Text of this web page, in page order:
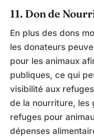
11. Don de
En plus des dons
les donateurs
pour les animaux
publiques, ce qui
visibilité aux
de la nourriture, les
refuges pour
dépenses